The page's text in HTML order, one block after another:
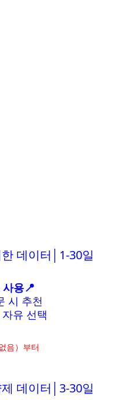
데이터│1-30일
사용📍
시 추천
유 선택
음）부터
데이터│3-30일